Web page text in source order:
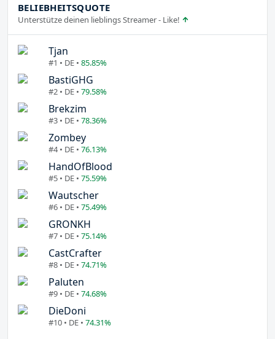
BELIEBHEITSQUOTE
Unterstütze deinen lieblings Streamer - Like!
Tjan
#1 • DE • 85.85%
BastiGHG
#2 • DE • 79.58%
Brekzim
#3 • DE • 78.36%
Zombey
#4 • DE • 76.13%
HandOfBlood
#5 • DE • 75.59%
Wautscher
#6 • DE • 75.49%
GRONKH
#7 • DE • 75.14%
CastCrafter
#8 • DE • 74.71%
Paluten
#9 • DE • 74.68%
DieDoni
#10 • DE • 74.31%